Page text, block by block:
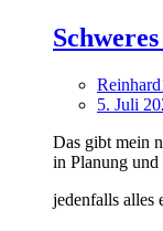
5. Juli
Das gibt mein
in Planung und
jedenfalls alles